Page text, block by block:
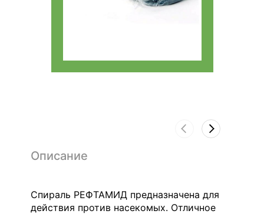
Описание
Спираль РЕФТАМИД предназначена для
действия против насекомых. Отличное